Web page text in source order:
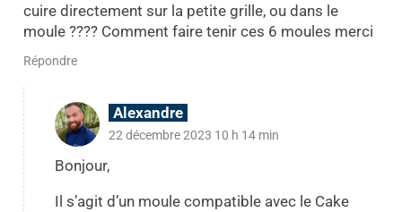
cuire directement sur la petite grille, ou dans le
moule ???? Comment faire tenir ces 6 moules merci
Répondre
Alexandre
22 décembre 2023 10 h 14 min
Bonjour,
Il s’agit d’un moule compatible avec le Cake